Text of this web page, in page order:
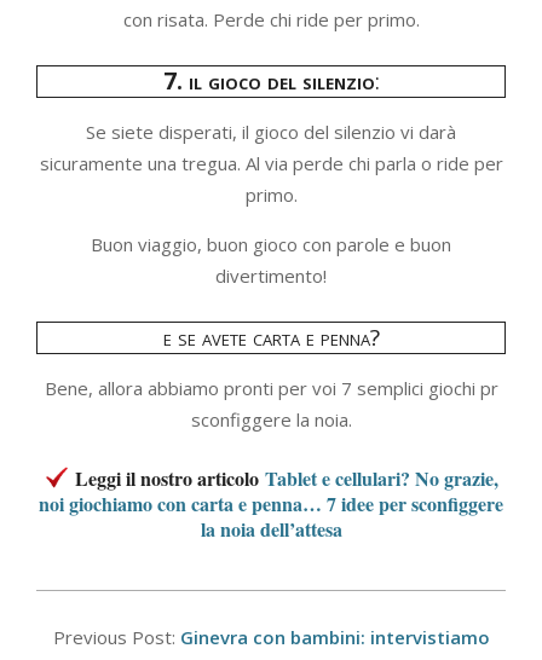
con risata. Perde chi ride per primo.
7. il gioco del silenzio:
Se siete disperati, il gioco del silenzio vi darà
sicuramente una tregua. Al via perde chi parla o ride per
primo.
Buon viaggio, buon gioco con parole e buon
divertimento!
e se avete carta e penna?
Bene, allora abbiamo pronti per voi 7 semplici giochi pr
sconfiggere la noia.
Leggi il nostro articolo Tablet e cellulari? No grazie,
noi giochiamo con carta e penna… 7 idee per sconfiggere
la noia dell’attesa
06-Previous Post: Ginevra con bambini: intervistiamo